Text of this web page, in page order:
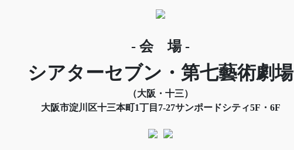
- 会 場 -
シアターセブン・第七藝術劇場
（大阪・十三）
大阪市淀川区十三本町1丁目7-27サンポードシティ5F・6F